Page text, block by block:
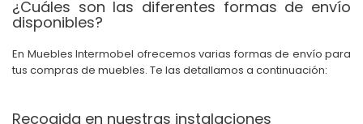
¿Cuáles son las diferentes formas de envío
disponibles?
En Muebles Intermobel ofrecemos varias formas de envío para
tus compras de muebles. Te las detallamos a continuación:
Recogida en nuestras instalaciones